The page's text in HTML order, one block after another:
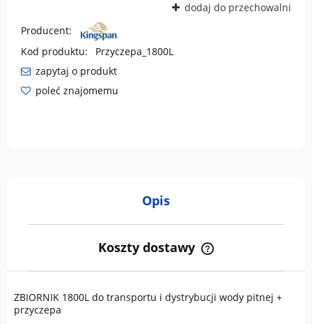
dodaj do przechowalni
Producent:
Kod produktu:
Przyczepa_1800L
zapytaj o produkt
poleć znajomemu
Opis
Koszty dostawy
Cena nie zawiera ewentualnych kosztów płatności
ZBIORNIK 1800L do transportu i dystrybucji wody pitnej +
przyczepa